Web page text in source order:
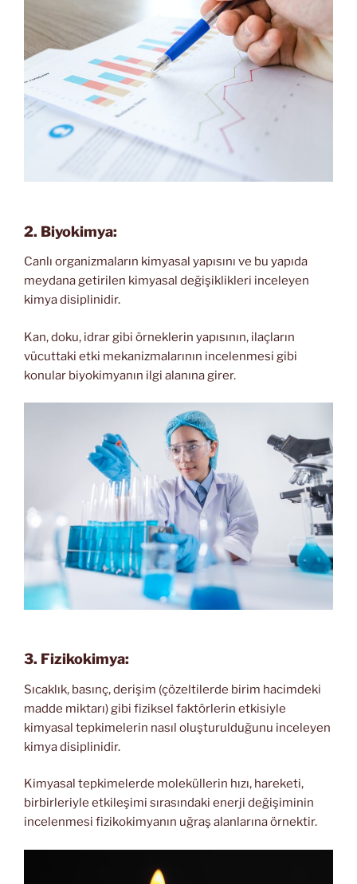
2. Biyokimya:
Canlı organizmaların kimyasal yapısını ve bu yapıda
meydana getirilen kimyasal değişiklikleri inceleyen
kimya disiplinidir.
Kan, doku, idrar gibi örneklerin yapısının, ilaçların
vücuttaki etki mekanizmalarının incelenmesi gibi
konular biyokimyanın ilgi alanına girer.
3. Fizikokimya:
Sıcaklık, basınç, derişim (çözeltilerde birim hacimdeki
madde miktarı) gibi fiziksel faktörlerin etkisiyle
kimyasal tepkimelerin nasıl oluşturulduğunu inceleyen
kimya disiplinidir.
Kimyasal tepkimelerde moleküllerin hızı, hareketi,
birbirleriyle etkileşimi sırasındaki enerji değişiminin
incelenmesi fizikokimyanın uğraş alanlarına örnektir.